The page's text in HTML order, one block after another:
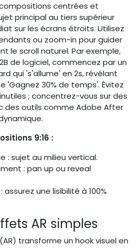
centrées et
principal au tiers supérieur
sur les écrans étroits. Utilisez
ou zoom-in pour guider
le scroll naturel. Par exemple,
de logiciel, commencez par un
qui 's'allume' en 2s, révélant
'Gagnez 30% de temps'. Évitez
; concentrez-vous sur des
des outils comme Adobe After
9:16 :
: sujet au milieu vertical.
: pan up ou reveal
une lisibilité à 100%
AR simples
transforme un hook visuel en